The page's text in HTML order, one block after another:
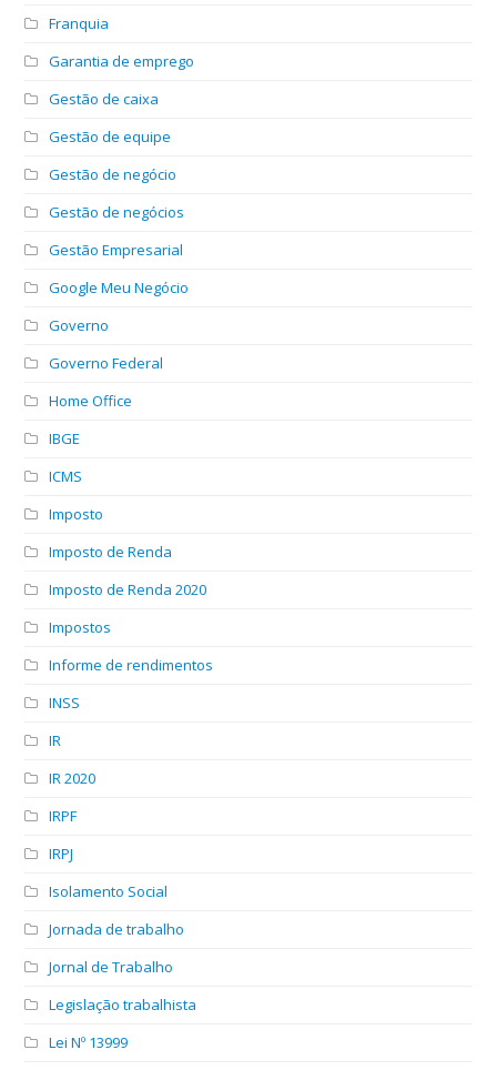
Franquia
Garantia de emprego
Gestão de caixa
Gestão de equipe
Gestão de negócio
Gestão de negócios
Gestão Empresarial
Google Meu Negócio
Governo
Governo Federal
Home Office
IBGE
ICMS
Imposto
Imposto de Renda
Imposto de Renda 2020
Impostos
Informe de rendimentos
INSS
IR
IR 2020
IRPF
IRPJ
Isolamento Social
Jornada de trabalho
Jornal de Trabalho
Legislação trabalhista
Lei Nº 13999